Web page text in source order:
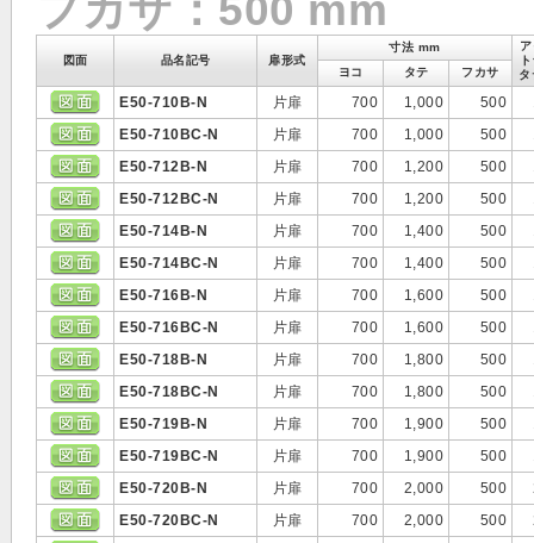
フカサ：500 mm
図面 品名記号 扉形式
寸法 mm
ヨコ タテ フカサ
E50-710B-N 片扉 700 1,000 500
E50-710BC-N
片扉 700 1,000 500
E50-712B-N
片扉 700 1,200 500
E50-712BC-N
片扉 700 1,200 500
E50-714B-N
片扉 700 1,400 500
E50-714BC-N
片扉 700 1,400 500
E50-716B-N
片扉 700 1,600 500
E50-716BC-N
片扉 700 1,600 500
E50-718B-N
片扉 700 1,800 500
E50-718BC-N
片扉 700 1,800 500
E50-719B-N
片扉 700 1,900 500
E50-719BC-N
片扉 700 1,900 500
E50-720B-N
片扉 700 2,000 500
E50-720BC-N
片扉 700 2,000 500